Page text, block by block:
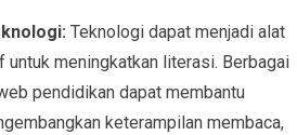
Teknologi dapat menjadi alat
meningkatkan literasi. Berbagai
pendidikan dapat membantu
keterampilan membaca,